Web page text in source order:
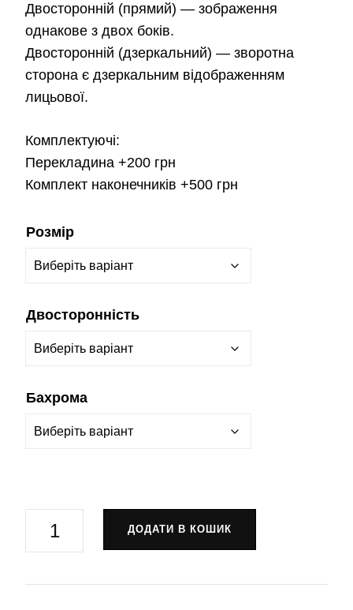
Двосторонній (прямий) — зображення
однакове з двох боків.
Двосторонній (дзеркальний) — зворотна
сторона є дзеркальним відображенням
лицьової.
Комплектуючі:
Перекладина +200 грн
Комплект наконечників +500 грн
Розмір
Двосторонність
Бахрома
армійський
ДОДАТИ В КОШИК